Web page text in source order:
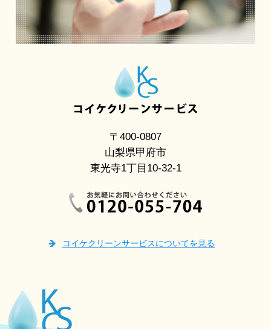
〒400-0807
山梨県甲府市
東光寺1丁目10-32-1
コイケクリーンサービスについてを見る